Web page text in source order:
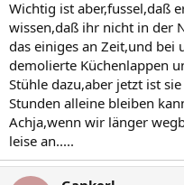
Wichtig ist aber,fussel,daß
wissen,daß ihr nicht in der
das einiges an Zeit,und bei
demolierte Küchenlappen
Stühle dazu,aber jetzt ist
Stunden alleine bleiben
Achja,wenn wir länger
leise an.....